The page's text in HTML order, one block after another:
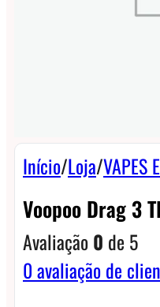
Início/Loja/VAPES
Voopoo Drag 3
Avaliação0 de 5
0avaliação de